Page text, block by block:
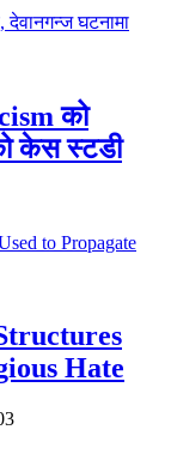
को
केस स्टडी
Hate